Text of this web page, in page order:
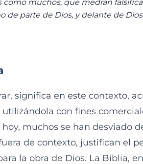
como muchos, que medran
de parte de Dios, y delante de
significa en este contexto,
utilizándola con fines
muchos se han desviado
de contexto, justifican el
la obra de Dios. La Biblia,